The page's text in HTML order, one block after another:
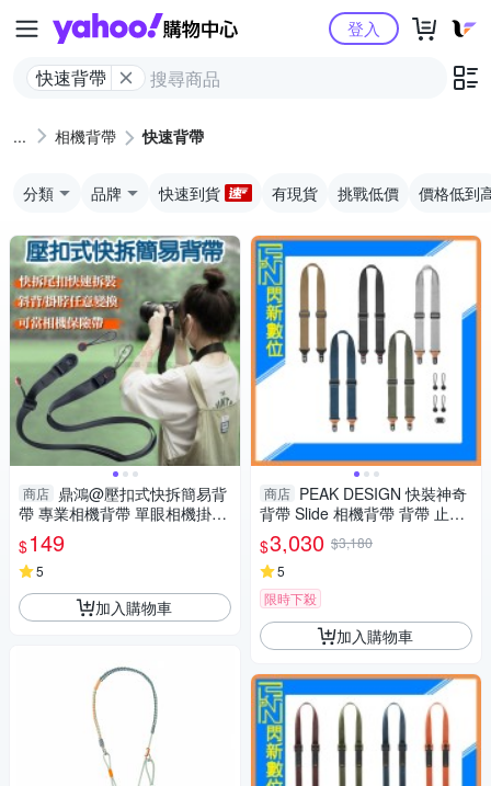
Yahoo購物中心
快速背帶
登入
相機背帶 快速背帶
分類 品牌 快速到貨 有現貨 挑戰低價 價格低到
商店 鼎鴻@壓扣式快拆簡易背
帶 專業相機背帶 單眼相機掛繩
保險帶 相機吊繩 防掉繩
$149
5
加入購物車
商店 PEAK DESIGN 快裝神奇
背帶 Slide 相機背帶 背帶 止滑
黑/灰/藍/綠/黃 (公司貨)
$3,030 $3,180
5
限時下殺
加入購物車